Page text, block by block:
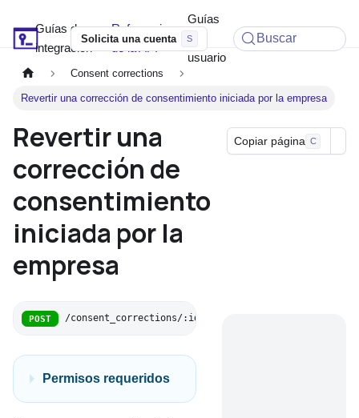
Soyio Docs
Guías de
integración
Referencia
de la API
Guías
de
usuario
Solicita una cuenta Buscar
Consent corrections
Revertir una corrección de consentimiento iniciada por la empresa
Revertir una
corrección de
consentimiento
iniciada por la
empresa
Copiar página C
POST /consent_corrections/:id/rollback
Permisos requeridos